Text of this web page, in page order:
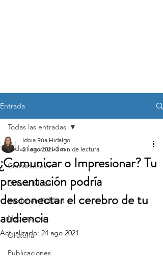
Entrada
Todas las entradas
Comunicación
Cursos Bilbao
Hablar en Público
Negociación
Oratoria
Publicaciones
Todas las entradas
¿Comunicar o Impresionar? Tu
presentación podría
desconectar el cerebro de tu
audiencia
Idoia Rúa Hidalgo
21 ago 2021 3 min de lectura
Actualizado: 24 ago 2021